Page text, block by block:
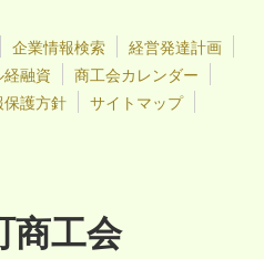
企業情報検索
経営発達計画
経融資
商工会カレンダー
護方針
サイトマップ
商工会